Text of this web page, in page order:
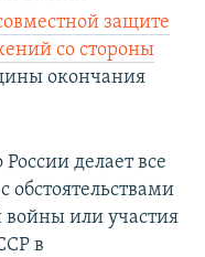
защите
со стороны
окончания
делает все
обстоятельствами
войны или участия
в